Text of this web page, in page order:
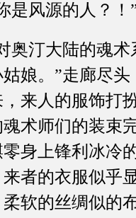
是风源的人？！
汀大陆的魂术
娘。”走廊尽头
来人的服饰打
术师们的装束
身上锋利冰冷
者的衣服似乎
软的丝绸似的